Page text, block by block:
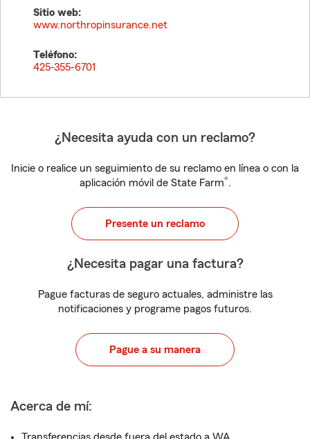
Sitio web:
www.northropinsurance.net
Teléfono:
425-355-6701
¿Necesita ayuda con un reclamo?
Inicie o realice un seguimiento de su reclamo en línea o con la
aplicación móvil de State Farm®.
Presente un reclamo
¿Necesita pagar una factura?
Pague facturas de seguro actuales, administre las
notificaciones y programe pagos futuros.
Pague a su manera
Acerca de mí: